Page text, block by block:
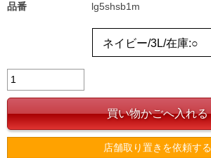
品番 lg5shsb1m
店舗取り置きを依頼する